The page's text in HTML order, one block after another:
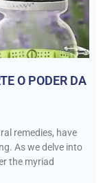
O PODER DA
remedies, have
As we delve into
the myriad